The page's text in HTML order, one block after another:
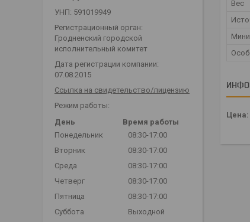
Вес
Цена:
УНП: 591019949
Регистрационный орган:
Гродненский городской
исполнительный комитет
Дата регистрации компании:
07.08.2015
Ссылка на свидетельство/лицензию
Режим работы:
День
Время работы
Понедельник
08:30-17:00
Вторник
08:30-17:00
Среда
08:30-17:00
Четверг
08:30-17:00
Пятница
08:30-17:00
Суббота
Выходной